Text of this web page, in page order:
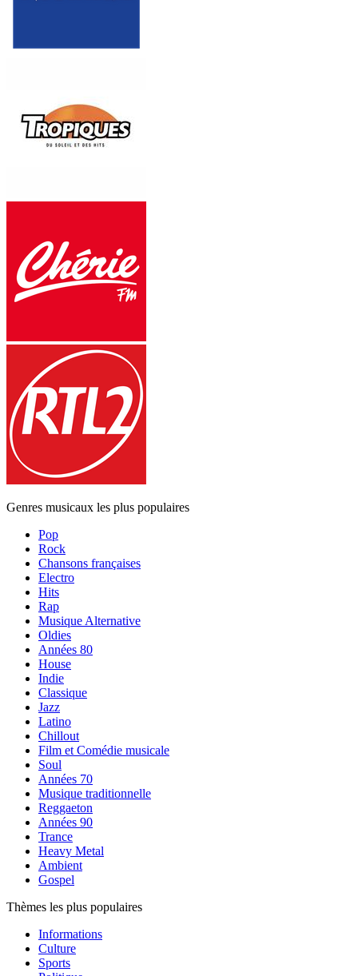
Genres musicaux les plus populaires
Pop
Rock
Chansons françaises
Electro
Hits
Rap
Musique Alternative
Oldies
Années 80
House
Indie
Classique
Jazz
Latino
Chillout
Film et Comédie musicale
Soul
Années 70
Musique traditionnelle
Reggaeton
Années 90
Trance
Heavy Metal
Ambient
Gospel
Thèmes les plus populaires
Informations
Culture
Sports